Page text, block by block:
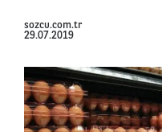
sozcu.com.tr
29.07.2019